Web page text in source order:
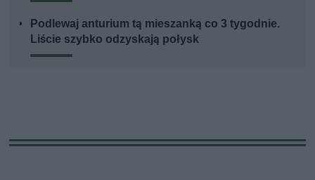
Podlewaj anturium tą mieszanką co 3 tygodnie.
Liście szybko odzyskają połysk